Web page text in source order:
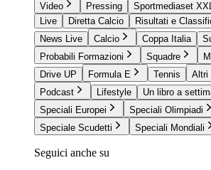
Video Pressing Sportmediaset
Live
Diretta Calcio
Risultati e
News Live
Calcio Coppa Italia
Probabili Formazioni
Squadre
Drive UP
Formula E Tennis Altri
Podcast
Lifestyle
Un libro a
Speciali Europei
Speciali Olimpiadi
Speciale Scudetti
Speciali Mondiali
Seguici anche su